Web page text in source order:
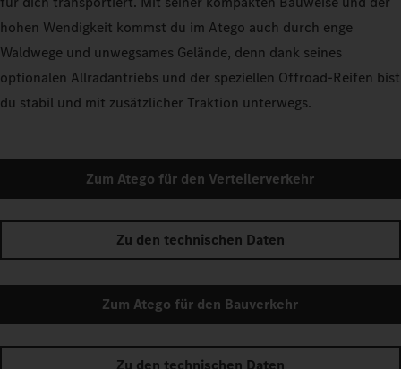
hohen Wendigkeit kommst du im Atego auch durch enge
Waldwege und unwegsames Gelände, denn dank seines
optionalen Allradantriebs und der speziellen Offroad-Reifen bist
du stabil und mit zusätzlicher Traktion unterwegs.
Zum Atego für den Verteilerverkehr
Zu den technischen Daten
Zum Atego für den Bauverkehr
Zu den technischen Daten